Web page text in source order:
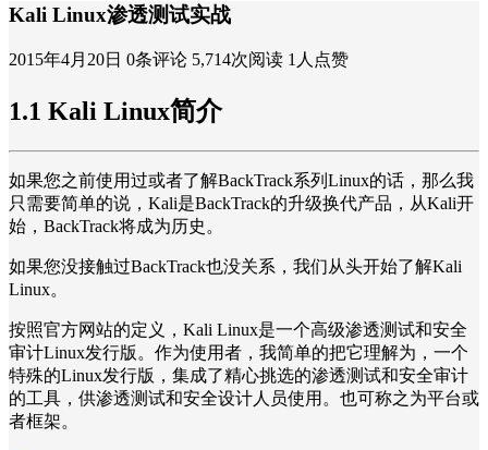
Kali Linux渗透测试实战
2015年4月20日 0条评论 5,714次阅读 1人点赞
1.1 Kali Linux简介
如果您之前使用过或者了解BackTrack系列Linux的话，那么我
只需要简单的说，Kali是BackTrack的升级换代产品，从Kali开
始，BackTrack将成为历史。
如果您没接触过BackTrack也没关系，我们从头开始了解Kali
Linux。
按照官方网站的定义，Kali Linux是一个高级渗透测试和安全
审计Linux发行版。作为使用者，我简单的把它理解为，一个
特殊的Linux发行版，集成了精心挑选的渗透测试和安全审计
的工具，供渗透测试和安全设计人员使用。也可称之为平台或
者框架。